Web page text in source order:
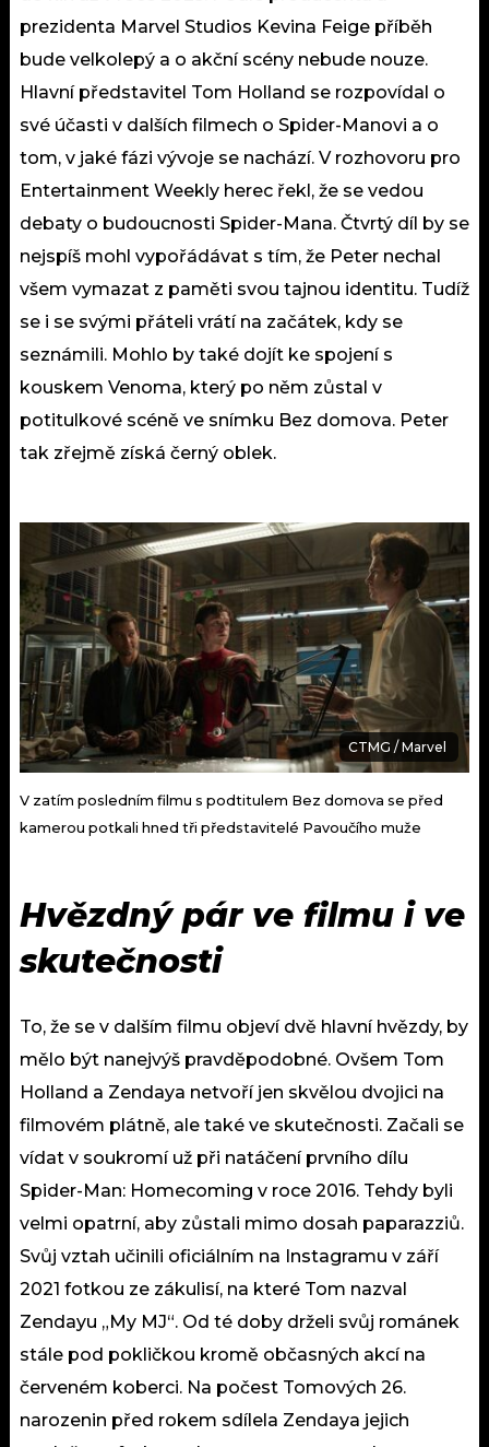
prezidenta Marvel Studios Kevina Feige příběh
bude velkolepý a o akční scény nebude nouze.
Hlavní představitel Tom Holland se rozpovídal o
své účasti v dalších filmech o Spider-Manovi a o
tom, v jaké fázi vývoje se nachází. V rozhovoru pro
Entertainment Weekly herec řekl, že se vedou
debaty o budoucnosti Spider-Mana. Čtvrtý díl by se
nejspíš mohl vypořádávat s tím, že Peter nechal
všem vymazat z paměti svou tajnou identitu. Tudíž
se i se svými přáteli vrátí na začátek, kdy se
seznámili. Mohlo by také dojít ke spojení s
kouskem Venoma, který po něm zůstal v
potitulkové scéně ve snímku Bez domova. Peter
tak zřejmě získá černý oblek.
CTMG / Marvel
V zatím posledním filmu s podtitulem Bez domova se před
kamerou potkali hned tři představitelé Pavoučího muže
Hvězdný pár ve filmu i ve
skutečnosti
To, že se v dalším filmu objeví dvě hlavní hvězdy, by
mělo být nanejvýš pravděpodobné. Ovšem Tom
Holland a Zendaya netvoří jen skvělou dvojici na
filmovém plátně, ale také ve skutečnosti. Začali se
vídat v soukromí už při natáčení prvního dílu
Spider-Man: Homecoming v roce 2016. Tehdy byli
velmi opatrní, aby zůstali mimo dosah paparazziů.
Svůj vztah učinili oficiálním na Instagramu v září
2021 fotkou ze zákulisí, na které Tom nazval
Zendayu „My MJ“. Od té doby drželi svůj románek
stále pod pokličkou kromě občasných akcí na
červeném koberci. Na počest Tomových 26.
narozenin před rokem sdílela Zendaya jejich